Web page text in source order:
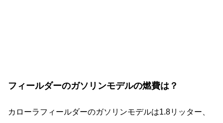
フィールダーのガソリンモデルの燃費は？
カローラフィールダーのガソリンモデルは1.8リッター、